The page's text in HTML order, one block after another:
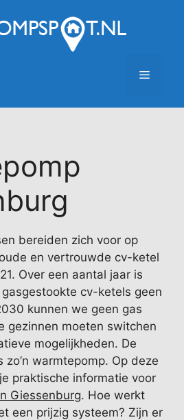
Menu
bereiden zich voor op
en vertrouwde cv-ketel
Over een aantal jaar is
cv-ketels geen
kunnen we geen gas
gezinnen moeten switchen
mogelijkheden. De
zo’n warmtepomp. Op deze
praktische informatie voor
Giessenburg. Hoe werkt
een prijzig systeem? Zijn er